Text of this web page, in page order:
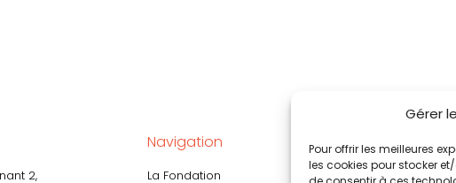
Gérer
Pour offrir les meilleures
les cookies pour stocker
2,
Navigation
La Fondation
Faire un don
UBS Switzerland AG